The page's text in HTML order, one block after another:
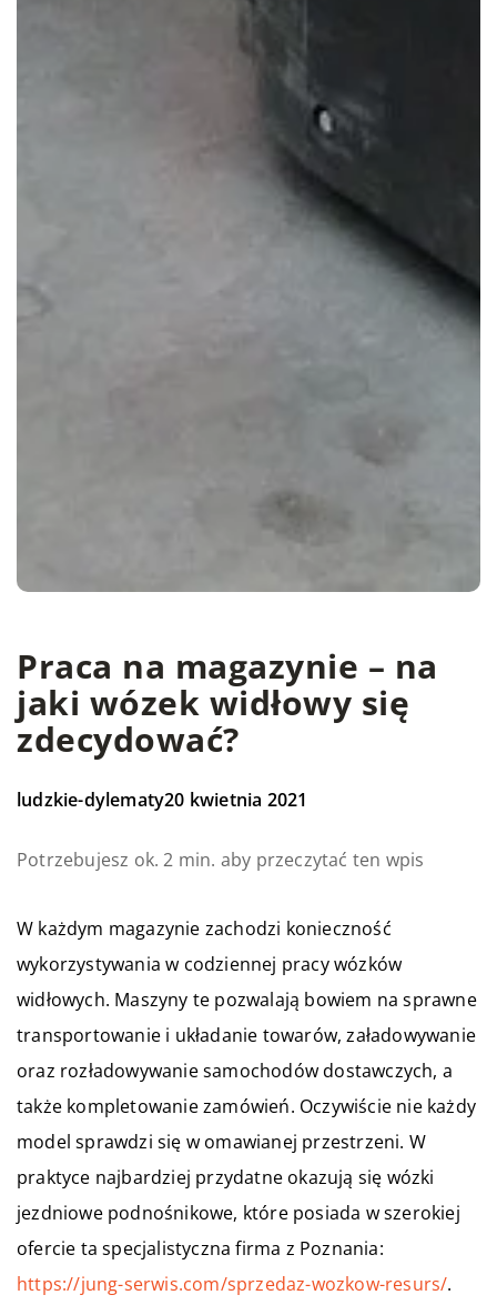
Praca na magazynie – na
jaki wózek widłowy się
zdecydować?
ludzkie-dylematy20 kwietnia 2021
Potrzebujesz ok. 2 min. aby przeczytać ten wpis
W każdym magazynie zachodzi konieczność
wykorzystywania w codziennej pracy wózków
widłowych. Maszyny te pozwalają bowiem na sprawne
transportowanie i układanie towarów, załadowywanie
oraz rozładowywanie samochodów dostawczych, a
także kompletowanie zamówień. Oczywiście nie każdy
model sprawdzi się w omawianej przestrzeni. W
praktyce najbardziej przydatne okazują się wózki
jezdniowe podnośnikowe, które posiada w szerokiej
ofercie ta specjalistyczna firma z Poznania:
https://jung-serwis.com/sprzedaz-wozkow-resurs/.